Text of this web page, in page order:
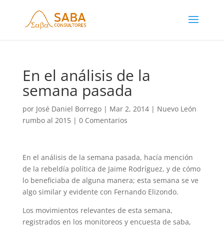
En el análisis de la
semana pasada
por José Daniel Borrego| Mar 2, 2014| Nuevo León
rumbo al 2015| 0 Comentarios
En el análisis de la semana pasada, hacía mención
de la rebeldía política de Jaime Rodríguez, y de cómo
lo beneficiaba de alguna manera; esta semana se ve
algo similar y evidente con Fernando Elizondo.
Los movimientos relevantes de esta semana,
registrados en los monitoreos y encuesta de saba,